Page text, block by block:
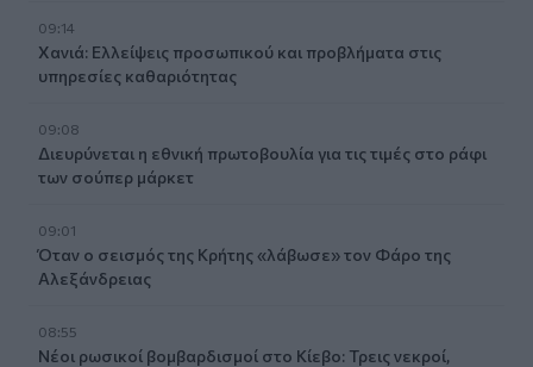
09:14
Χανιά: Ελλείψεις προσωπικού και προβλήματα στις
υπηρεσίες καθαριότητας
09:08
Διευρύνεται η εθνική πρωτοβουλία για τις τιμές στο ράφι
των σούπερ μάρκετ
09:01
Όταν ο σεισμός της Κρήτης «λάβωσε» τον Φάρο της
Αλεξάνδρειας
08:55
Νέοι ρωσικοί βομβαρδισμοί στο Κίεβο: Τρεις νεκροί,